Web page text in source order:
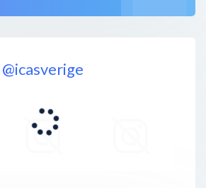
@icasverige